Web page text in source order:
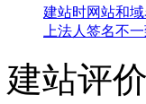
建站时网站和
上法人签名不
建站评价